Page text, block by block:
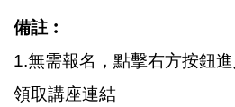
備註︰
1.無需報名，點擊右方按鈕
領取講座連結